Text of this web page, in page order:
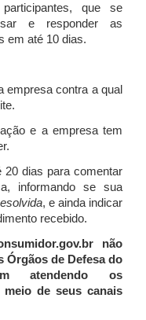
que se
e responder as
em até 10 dias.
empresa contra a qual
e a empresa tem
20 dias para comentar
informando se sua
, e ainda indicar
recebido.
não
de Defesa do
atendendo os
de seus canais